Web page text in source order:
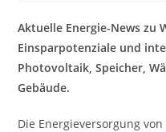
Aktuelle Energie-News zu
Einsparpotenziale und
Photovoltaik, Speicher,
Gebäude.
Die Energieversorgung